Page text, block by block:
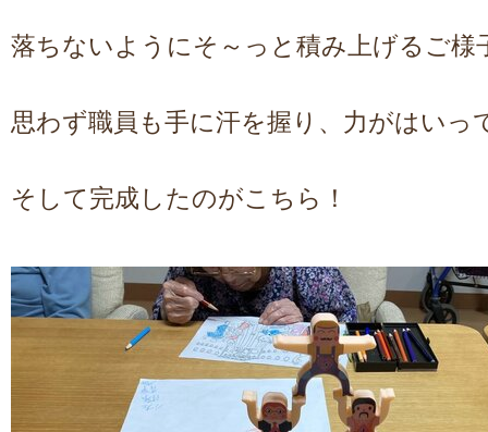
落ちないようにそ～っと積み上げるご様
思わず職員も手に汗を握り、力がはいっ
そして完成したのがこちら！